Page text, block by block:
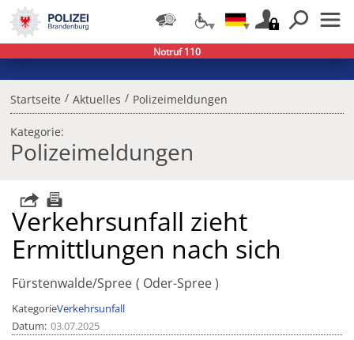
Startseite / Aktuelles / Polizeimeldungen
Kategorie:
Polizeimeldungen
Verkehrsunfall zieht
Ermittlungen nach sich
Fürstenwalde/Spree Oder-Spree
KategorieVerkehrsunfall
Datum 03.07.2025
Notruf 110